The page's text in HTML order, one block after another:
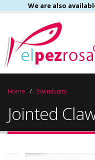
We are also
Home Swimbaits
Jointed